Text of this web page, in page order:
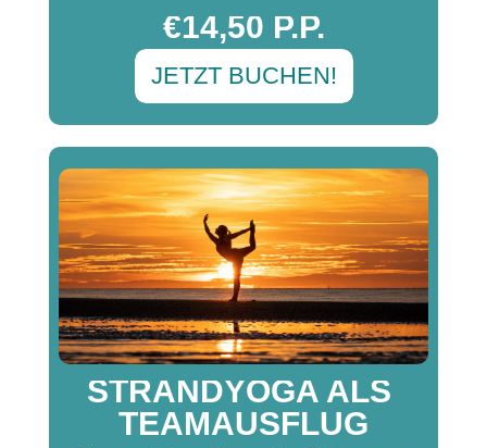
€14,50 P.P.
JETZT BUCHEN!
STRANDYOGA ALS
TEAMAUSFLUG